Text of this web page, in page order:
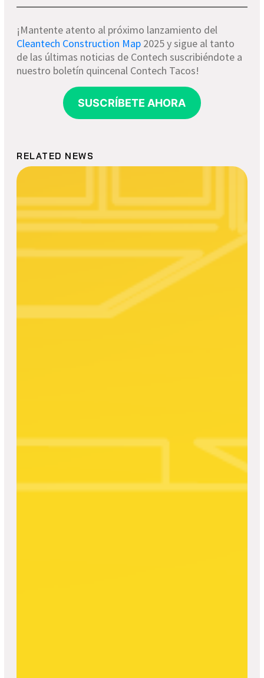
¡Mantente atento al próximo lanzamiento del
Cleantech Construction Map 2025 y sigue al tanto
de las últimas noticias de Contech suscribiéndote a
nuestro boletín quincenal Contech Tacos!
SUSCRÍBETE AHORA
RELATED NEWS